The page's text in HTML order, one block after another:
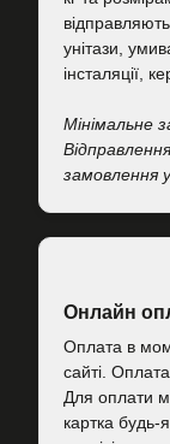
унітази,
інсталяції,
Мінімальне
замовлення
Онлайн
Оплата в
сайті.
Для оплати
картка будь-